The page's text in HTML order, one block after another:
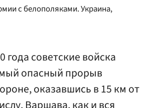
с белополяками. Украина,
года советские войска
опасный прорыв
оказавшись в 15 км от